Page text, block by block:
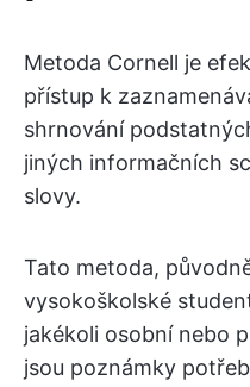
Metoda Cornell je
přístup k
shrnování
jiných informačních
slovy.
Tato metoda,
vysokoškolské
jakékoli osobní nebo
jsou poznámky